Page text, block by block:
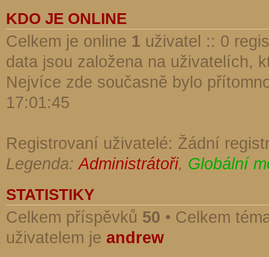
KDO JE ONLINE
Celkem je online 1 uživatel :: 0
data jsou založena na uživatelích,
Nejvíce zde současně bylo
17:01:45
Registrovaní uživatelé: Žádní
Legenda:Administrátoři, Globální
STATISTIKY
Celkem příspěvků 50 • Celkem
uživatelem je andrew